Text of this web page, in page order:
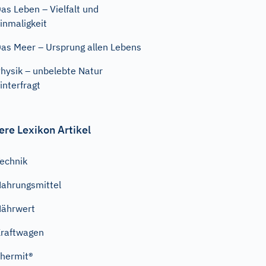
Leben – Vielfalt und
Meer – Ursprung allen Lebens
– unbelebte Natur
Lexikon Artikel